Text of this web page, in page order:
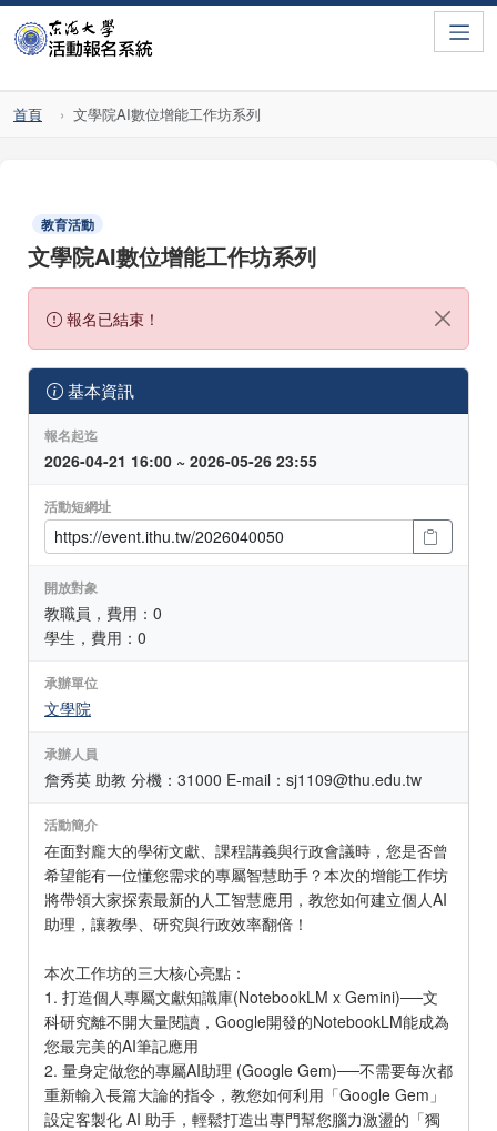
首頁 文學院AI數位增能工作坊系列
教育活動
文學院AI數位增能工作坊系列
報名已結束！
基本資訊
報名起迄
2026-04-21 16:00 ~ 2026-05-26 23:55
活動短網址
開放對象
教職員，費用：0
學生，費用：0
承辦單位
文學院
承辦人員
詹秀英 助教 分機：31000 E-mail：sj1109@thu.edu.tw
活動簡介
在面對龐大的學術文獻、課程講義與行政會議時，您是否曾
希望能有一位懂您需求的專屬智慧助手？本次的增能工作坊
將帶領大家探索最新的人工智慧應用，教您如何建立個人AI
助理，讓教學、研究與行政效率翻倍！
本次工作坊的三大核心亮點：
1. 打造個人專屬文獻知識庫(NotebookLM x Gemini)──文
科研究離不開大量閱讀，Google開發的NotebookLM能成為
您最完美的AI筆記應用
2. 量身定做您的專屬AI助理 (Google Gem)──不需要每次都
重新輸入長篇大論的指令，教您如何利用「Google Gem」
設定客製化 AI 助手，輕鬆打造出專門幫您腦力激盪的「獨